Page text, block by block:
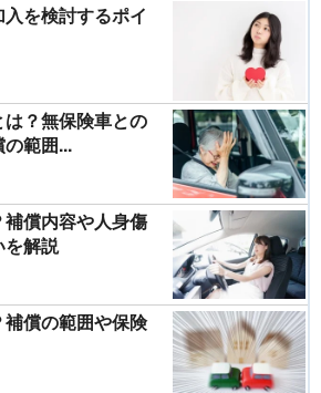
を検討するポイ
？無保険車との
範囲...
償内容や人身傷
を解説
償の範囲や保険